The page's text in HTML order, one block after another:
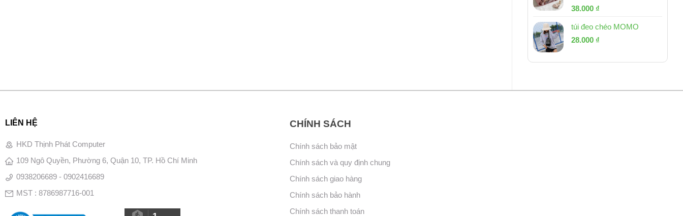
Giá
là:
53.000 ₫.
38.000 ₫
tại
túi đeo chéo MOMO
Giá
là:
28.000 ₫
tại
LIÊN HỆ
HKD Thịnh Phát Computer
109 Ngô Quyền, Phường 6, Quận 10, TP. Hồ Chí Minh
0938206689 - 0902416689
MST : 8786987716-001
CHÍNH SÁCH
Chính sách bảo mật
Chính sách và quy định chung
Chính sách giao hàng
Chính sách bảo hành
Chính sách thanh toán